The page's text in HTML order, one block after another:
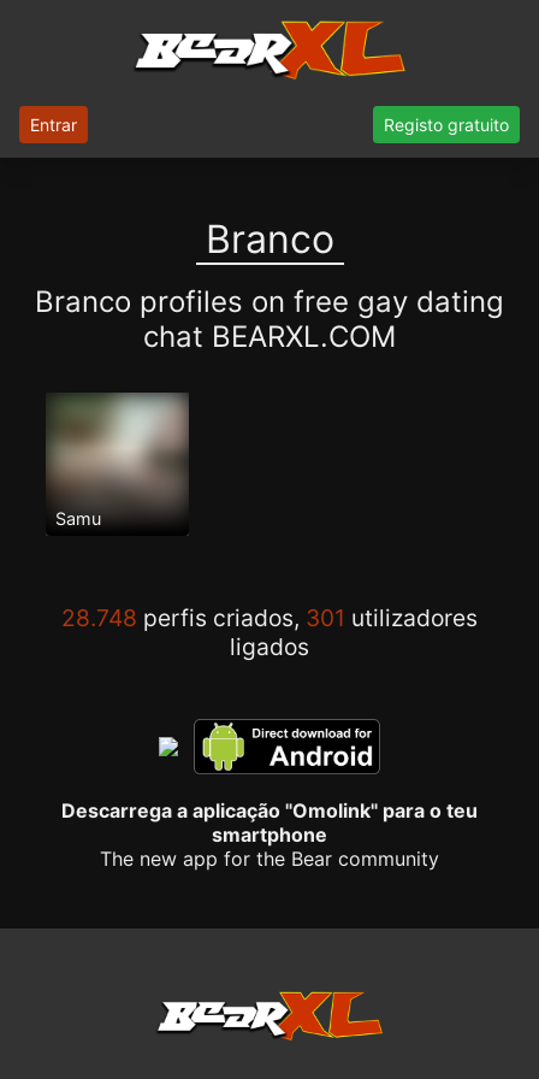
Entrar Registo gratuito
Branco
Branco profiles on free gay dating
chat BEARXL.COM
Samu
28.748 perfis criados, 301 utilizadores
ligados
Descarrega a aplicação "Omolink" para o teu
smartphone
The new app for the Bear community